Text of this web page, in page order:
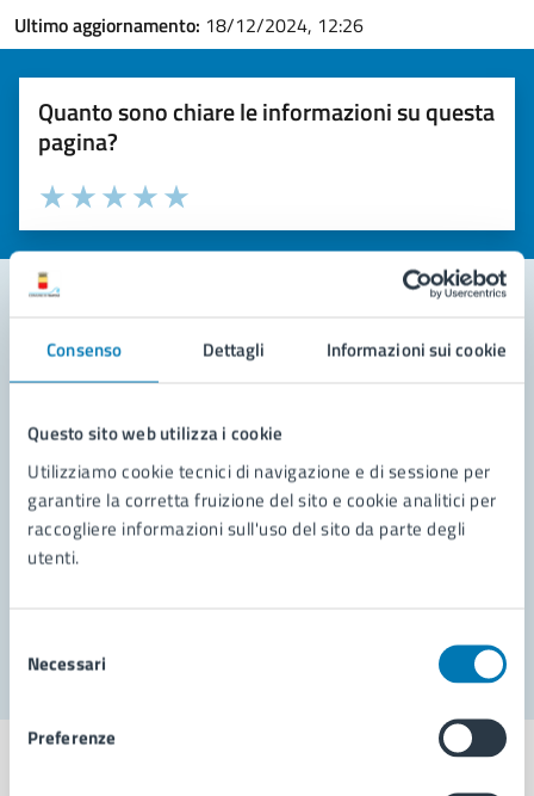
Consenso Dettagli Informazioni sui cookie
Questo sito web utilizza i cookie
Utilizziamo cookie tecnici di navigazione e di sessione per
garantire la corretta fruizione del sito e cookie analitici per
raccogliere informazioni sull'uso del sito da parte degli
utenti.
delNecessari
Preferenze
Ultimo aggiornamento: 18/12/2024, 12:26
Quanto sono chiare le informazioni su questa
pagina?
Valuta la chiarezza delle informazioni (da 1 a 5 stelle)
Seleziona il numero di stelle per valutare la chiarezza delle
Valuta 5 stelle su 5
Valuta 4 stelle su 5
Valuta 3 stelle su 5
Valuta 2 stelle su 5
Valuta 1 stelle su 5
Contatta il comune
Richiedi assistenza
Prenota appuntamento
Problemi in città